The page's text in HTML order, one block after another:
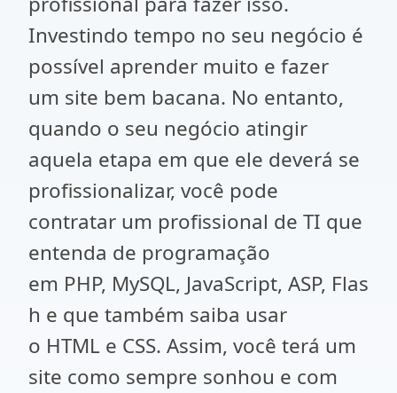
Investindo tempo no seu negócio é
possível aprender muito e fazer
um site bem bacana. No entanto,
quando o seu negócio atingir
aquela etapa em que ele deverá se
profissionalizar, você pode
contratar um profissional de TI que
entenda de programação
em PHP, MySQL, JavaScript, ASP, Flas
h e que também saiba usar
o HTML e CSS. Assim, você terá um
site como sempre sonhou e com